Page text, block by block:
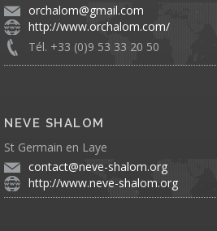
orchalom@gmail.com
http://www.orchalom.com/
Tél. +33 (0)9 53 33 20 50
NEVE SHALOM
St Germain en Laye
contact@neve-shalom.org
http://www.neve-shalom.org